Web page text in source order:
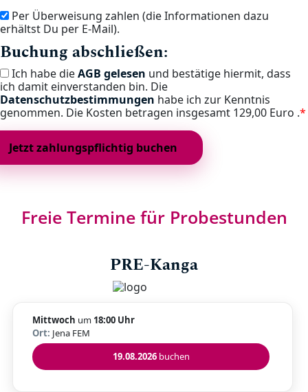
Per Überweisung zahlen (die Informationen dazu
erhältst Du per E-Mail).
Buchung abschließen:
Ich habe dieAGB gelesen und bestätige hiermit, dass
ich damit einverstanden bin. Die
Datenschutzbestimmungen habe ich zur Kenntnis
genommen. Die Kosten betragen insgesamt 129,00 Euro .*
Freie Termine für Probestunden
PRE-Kanga
Mittwoch um 18:00 Uhr
Ort: Jena FEM
19.08.2026buchen